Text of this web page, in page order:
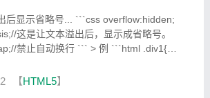
... ```css overflow:hidden;
这是让文本溢出后，显示成省略号。
动换行 ``` > 例 ```html .div1{
te
【HTML5】